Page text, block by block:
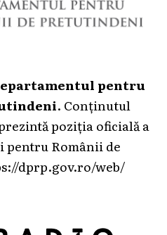
pentru
. Conținutul
poziția oficială a
pentru Românii de
dprp.gov.ro/web/